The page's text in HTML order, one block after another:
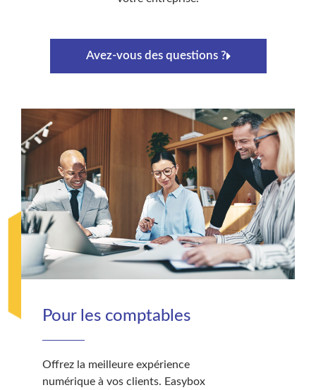
Pour les comptables
Offrez la meilleure expérience
numérique à vos clients. Easybox
Avez-vous des questions ?